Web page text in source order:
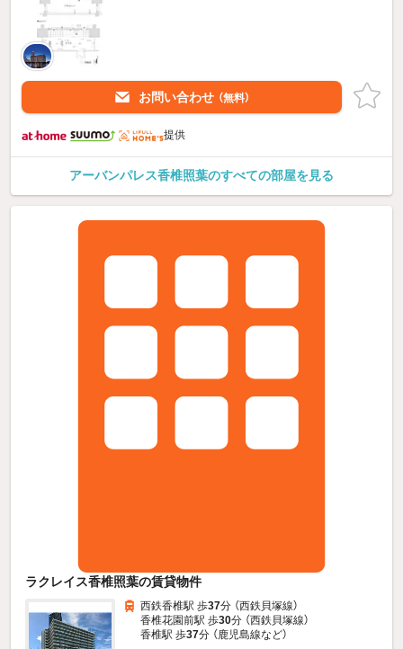
お問い合わせ （無料）
提供
アーバンパレス香椎照葉のすべての部屋を見る
ラクレイス香椎照葉の賃貸物件
西鉄香椎駅 歩37分 （西鉄貝塚線）
香椎花園前駅 歩30分 （西鉄貝塚線）
香椎駅 歩37分 （鹿児島線など）